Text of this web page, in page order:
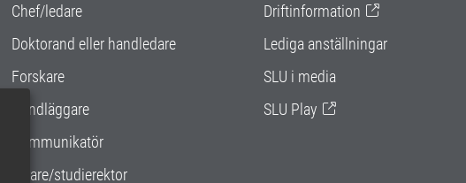
Chef/ledare
Doktorand eller handledare
Forskare
Handläggare
Kommunikatör
Lärare/studierektor
Driftinformation
Lediga anställningar
SLU i media
SLU Play